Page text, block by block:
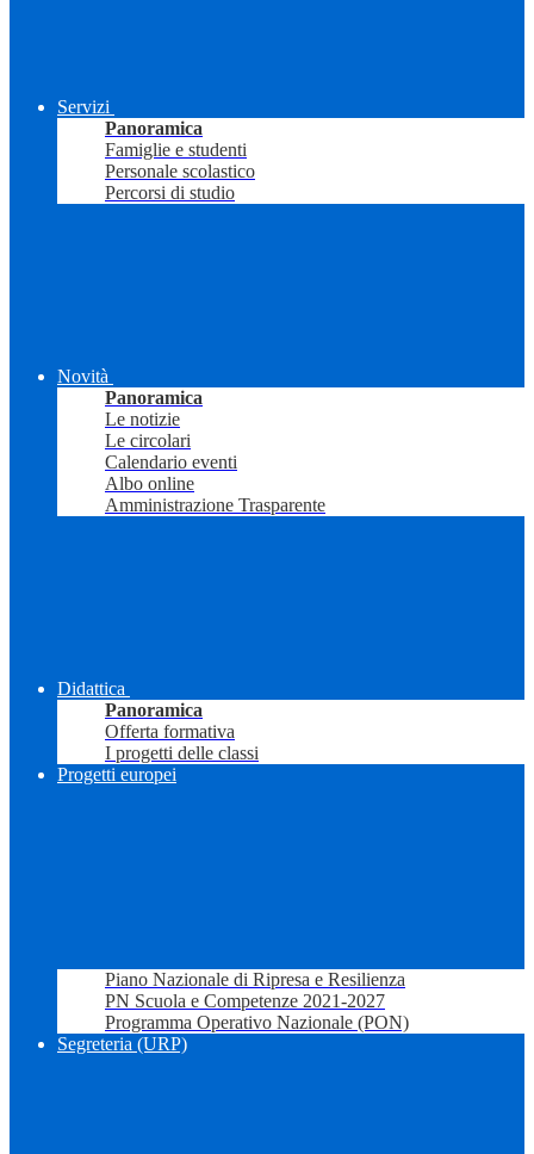
Servizi
Panoramica
Famiglie e studenti
Personale scolastico
Percorsi di studio
Novità
Panoramica
Le notizie
Le circolari
Calendario eventi
Albo online
Amministrazione Trasparente
Didattica
Panoramica
Offerta formativa
I progetti delle classi
Progetti europei
Piano Nazionale di Ripresa e Resilienza
PN Scuola e Competenze 2021-2027
Programma Operativo Nazionale (PON)
Segreteria (URP)